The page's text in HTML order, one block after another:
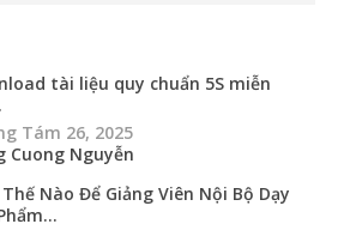
tài liệu quy chuẩn 5S miễn
Tám 26, 2025
Cuong Nguyễn
Nào Để Giảng Viên Nội Bộ Dạy